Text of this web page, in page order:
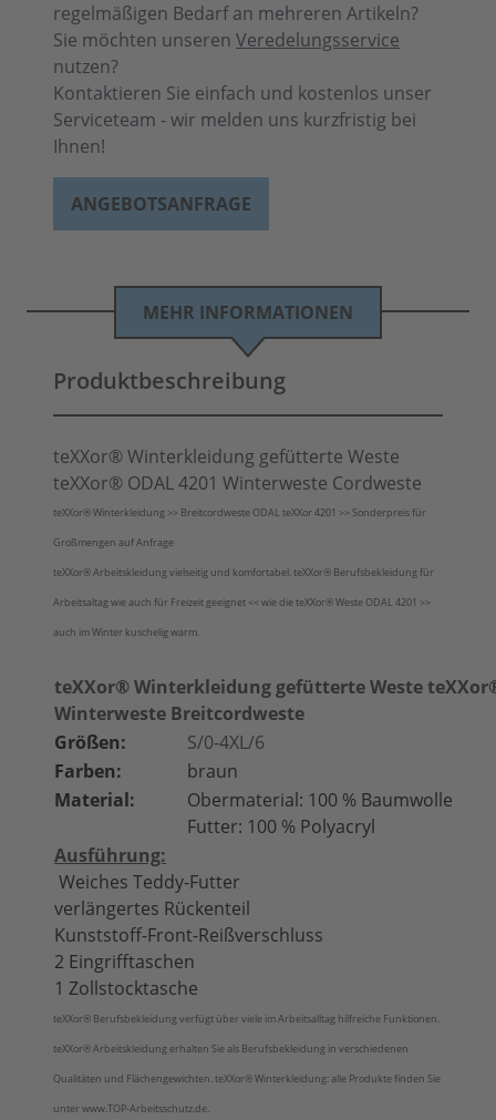
regelmäßigen Bedarf an mehreren Artikeln?
Sie möchten unseren Veredelungsservice
nutzen?
Kontaktieren Sie einfach und kostenlos unser
Serviceteam - wir melden uns kurzfristig bei
Ihnen!
ANGEBOTSANFRAGE
MEHR INFORMATIONEN
Produktbeschreibung
teXXor® Winterkleidung gefütterte Weste
teXXor® ODAL 4201 Winterweste Cordweste
teXXor® Winterkleidung >> Breitcordweste ODAL teXXor 4201 >> Sonderpreis für
Großmengen auf Anfrage
teXXor® Arbeitskleidung vielseitig und komfortabel. teXXor® Berufsbekleidung für
Arbeitsaltag wie auch für Freizeit geeignet << wie dieteXXor®Weste ODAL 4201 >>
auch im Winter kuschelig warm.
teXXor® Winterkleidung gefütterte Weste
Winterweste Breitcordweste
Größen:
S/0-4XL/6
Farben:
braun
Material:
Obermaterial: 100 % Baumwolle
Futter: 100 % Polyacryl
Ausführung:
Weiches Teddy-Futter
verlängertes Rückenteil
Kunststoff-Front-Reißverschluss
2 Eingrifftaschen
1 Zollstocktasche
teXXor® Berufsbekleidung verfügt über viele im Arbeitsalltag hilfreiche Funktionen.
teXXor®Arbeitskleidung erhalten Sie als Berufsbekleidung in verschiedenen
Qualitäten und Flächengewichten.teXXor®Winterkleidung: alle Produkte finden Sie
unter www.TOP-Arbeitsschutz.de.